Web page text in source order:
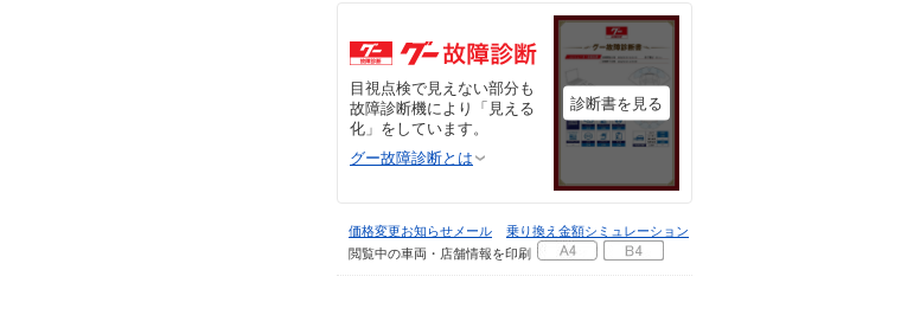
目視点検で見えない部分も
故障診断機により「見える
化」をしています。
グー故障診断とは
診断書を見る
価格変更お知らせメール
乗り換え金額シミュレーション
閲覧中の車両・店舗情報を印刷